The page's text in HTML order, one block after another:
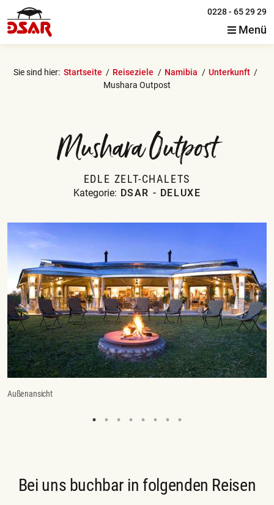
0228 - 65 29 29
Menü
Sie sind hier: Startseite Reiseziele Namibia
Unterkunft
Mushara Outpost
Mushara Outpost
EDLE ZELT-CHALETS
Kategorie: DSAR - DELUXE
Außenansicht
Bei uns buchbar in folgenden Reisen